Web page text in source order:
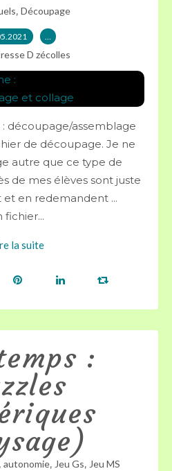
, Découpage
…
D zécolles
découpage/assemblage
de découpage. Je ne
autre que ce type de
de mes élèves sont juste
et en redemandent ...
fichier...
la suite
:
, autonomie, Jeu Gs, Jeu MS